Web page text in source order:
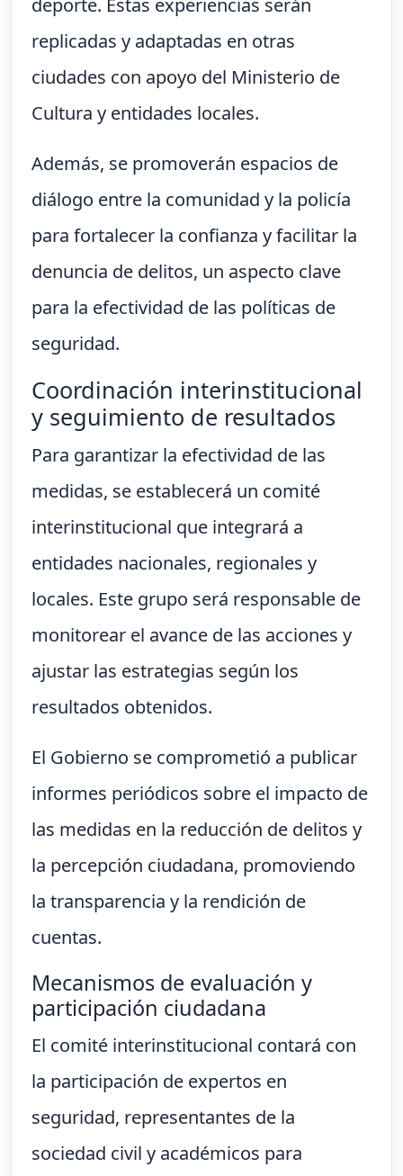
deporte. Estas experiencias serán
replicadas y adaptadas en otras
ciudades con apoyo del Ministerio de
Cultura y entidades locales.
Además, se promoverán espacios de
diálogo entre la comunidad y la policía
para fortalecer la confianza y facilitar la
denuncia de delitos, un aspecto clave
para la efectividad de las políticas de
seguridad.
Coordinación interinstitucional
y seguimiento de resultados
Para garantizar la efectividad de las
medidas, se establecerá un comité
interinstitucional que integrará a
entidades nacionales, regionales y
locales. Este grupo será responsable de
monitorear el avance de las acciones y
ajustar las estrategias según los
resultados obtenidos.
El Gobierno se comprometió a publicar
informes periódicos sobre el impacto de
las medidas en la reducción de delitos y
la percepción ciudadana, promoviendo
la transparencia y la rendición de
cuentas.
Mecanismos de evaluación y
participación ciudadana
El comité interinstitucional contará con
la participación de expertos en
seguridad, representantes de la
sociedad civil y académicos para